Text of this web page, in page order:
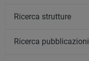
Ricerca strutture
Ricerca pubblicazioni